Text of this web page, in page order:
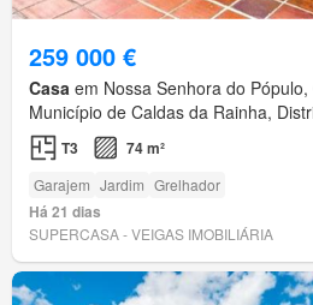
259 000 €
Casa em Nossa Senhora do
Município de Caldas da Rainha,
T3 74 m²
Garajem Jardim Grelhador
Há 21 dias
SUPERCASA - VEIGAS IMOBILIÁRIA